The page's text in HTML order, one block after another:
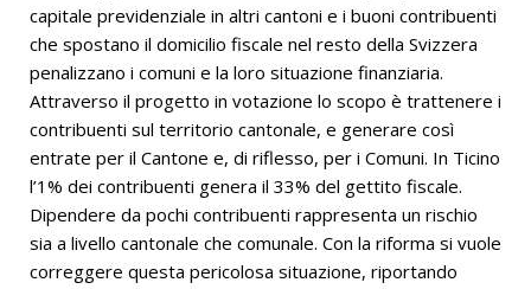
capitale previdenziale in altri cantoni e i buoni contribuenti
che spostano il domicilio fiscale nel resto della Svizzera
penalizzano i comuni e la loro situazione finanziaria.
Attraverso il progetto in votazione lo scopo è trattenere i
contribuenti sul territorio cantonale, e generare così
entrate per il Cantone e, di riflesso, per i Comuni. In Ticino
l’1% dei contribuenti genera il 33% del gettito fiscale.
Dipendere da pochi contribuenti rappresenta un rischio
sia a livello cantonale che comunale. Con la riforma si vuole
correggere questa pericolosa situazione, riportando